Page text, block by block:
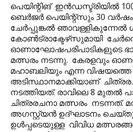
പെയിന്റിങ് ഇന്‍ഡസ്ട്രിയില്‍
ബെര്‍ജര്‍ പെയിന്റ്‌സും 30 വര്‍ഷം
ചേര്‍പ്പുങ്കല്‍ ഞാവള്ളികുന്നേല്‍
കോണ്‍ട്രാക്ടേഴ്‌സുമായി
ഓണാഘോഷപരിപാടികളുടെ
മത്സരം നടന്നു. കേരളവും
മഹാബലിയും എന്ന വിഷയത്തെ
അടിസ്ഥാനമാക്കിയാണ്
നടത്തിയത്. രാവിലെ 8 മുതല്‍
ചിത്രരചനാ മത്സരം നടന്നത്.
അഗസ്റ്റ്യന്‍ ഉദ്ഘാടനം ചെയ്തു.
ഉള്‍പ്പടെയുള്ള വിവിധ